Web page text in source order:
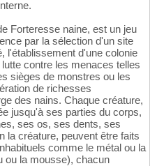
Forteresse naine, est un jeu
par la sélection d'un site
l'établissement d'une colonie
contre les menaces telles
sièges de monstres ou les
de richesses
des nains. Chaque créature,
jusqu'à ses parties du corps,
ses os, ses dents, ses
la créature, peuvent être faits
comme le métal ou la
ou la mousse), chacun